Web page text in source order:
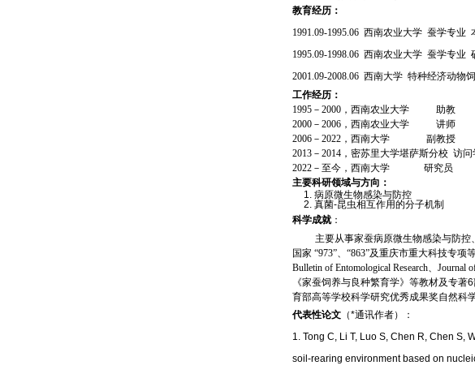
教育经历：
1991.09-1995.06 西南农业大学 蚕学专业
1995.09-1998.06 西南农业大学 蚕学专业
2001.09-2008.06 西南大学 特种经济动物
工作经历：
1995 － 2000 ，西南农业大学
助教
2000 － 2006 ，西南农业大学
讲师
2006 － 2022 ，西南大学
副教授
2013 － 2014 ，密苏里大学堪萨斯分校 访问
2022 －至今，西南大学
研究员
主要科研领域与方向：
1. 病原微生物感染与防控
2. 真菌-昆虫相互作用的分子机制
科学成就：
主要从事家蚕病原微生物感染与防控
国家 “973”、 “863”及重庆市重大科技专项
Bulletin of Entomological Research、 Journal
《家蚕饲养与良种繁育学》等教材及专著6
育部高等学校科学研究优秀成果奖自然科
代表性论文 （*通讯作者）：
1. Tong C, Li T, Luo S, Chen R, Chen S,
soil-rearing environment based on